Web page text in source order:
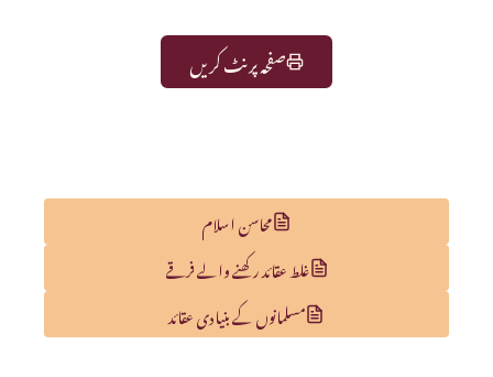
صفحہ پرنٹ کریں
محاسن اسلام
غلط عقائد رکھنے والے فرقے
مسلمانوں کے بنیادی عقائد